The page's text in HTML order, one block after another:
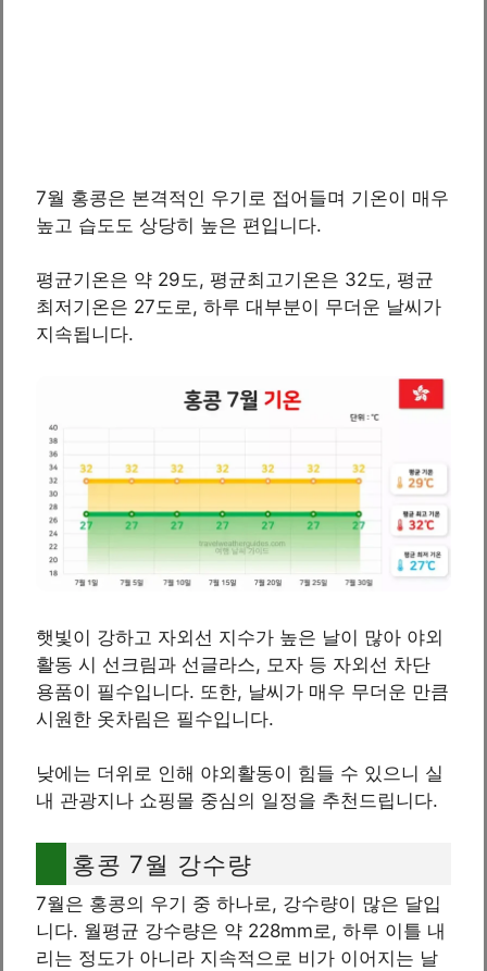
7월 홍콩은 본격적인 우기로 접어들며 기온이 매우
높고 습도도 상당히 높은 편입니다.
평균기온은 약 29도, 평균최고기온은 32도, 평균
최저기온은 27도로, 하루 대부분이 무더운 날씨가
지속됩니다.
햇빛이 강하고 자외선 지수가 높은 날이 많아 야외
활동 시 선크림과 선글라스, 모자 등 자외선 차단
용품이 필수입니다. 또한, 날씨가 매우 무더운 만큼
시원한 옷차림은 필수입니다.
낮에는 더위로 인해 야외활동이 힘들 수 있으니 실
내 관광지나 쇼핑몰 중심의 일정을 추천드립니다.
홍콩 7월 강수량
7월은 홍콩의 우기 중 하나로, 강수량이 많은 달입
니다. 월평균 강수량은 약 228mm로, 하루 이틀 내
리는 정도가 아니라 지속적으로 비가 이어지는 날